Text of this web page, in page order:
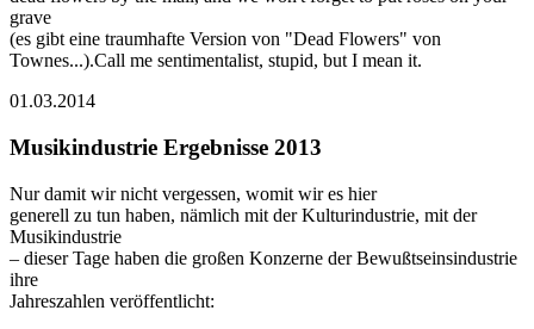
grave
(es gibt eine traumhafte Version von "Dead Flowers" von
Townes...).Call me sentimentalist, stupid, but I mean it.
01.03.2014
Musikindustrie Ergebnisse 2013
Nur damit wir nicht vergessen, womit wir es hier
generell zu tun haben, nämlich mit der Kulturindustrie, mit der
Musikindustrie
– dieser Tage haben die großen Konzerne der Bewußtseinsindustrie
ihre
Jahreszahlen veröffentlicht: